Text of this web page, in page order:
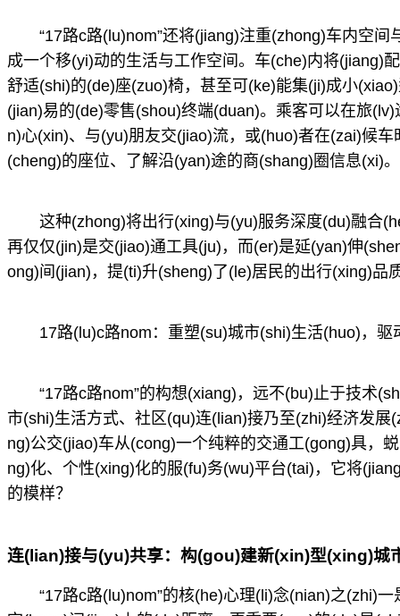
“17路c路(lu)nom”还将(jiang)注重(zhong)车内空
成一个移(yi)动的生活与工作空间。车(che)内将(jiang)
舒适(shi)的(de)座(zuo)椅，甚至可(ke)能集(ji)成小
(jian)易的(de)零售(shou)终端(duan)。乘客可以在旅
n)心(xin)、与(yu)朋友交(jiao)流，或(huo)者在(zai)候
(cheng)的座位、了解沿(yan)途的商(shang)圈信息(xi)。
这种(zhong)将出行(xing)与(yu)服务深度(du)融合
再仅仅(jin)是交(jiao)通工具(ju)，而(er)是延(yan)伸
ong)间(jian)，提(ti)升(sheng)了(le)居民的出行(xing)品
17路(lu)c路nom：重塑(su)城市(shi)生活(huo)，
“17路c路nom”的构想(xiang)，远不(bu)止于技术
市(shi)生活方式、社区(qu)连(lian)接乃至(zhi)经济发
ng)公交(jiao)车从(cong)一个纯粹的交通工(gong)具，
ng)化、个性(xing)化的服(fu)务(wu)平台(tai)，它将
的模样？
连(lian)接与(yu)共享：构(gou)建新(xin)型(xing)
“17路c路(lu)nom”的核(he)心理(li)念(nian)之(zhi)